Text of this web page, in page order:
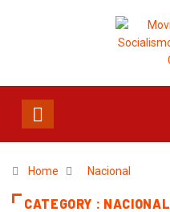
Home Nacional
CATEGORY : NACIONAL